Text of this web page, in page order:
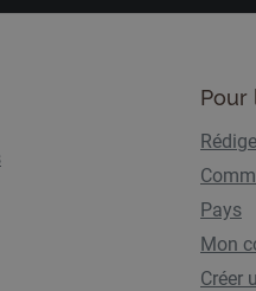
forme Tickiwi Pour
Pays
Mon
Créer